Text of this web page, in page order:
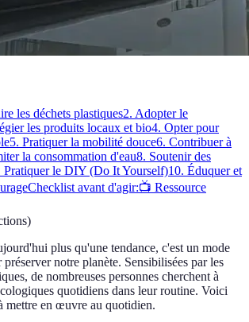
les déchets plastiques2. Adopter le
les produits locaux et bio4. Opter pour
5. Pratiquer la mobilité douce6. Contribuer à
la consommation d'eau8. Soutenir des
Pratiquer le DIY (Do It Yourself)10. Éduquer et
Checklist avant d'agir:📺 Ressource
)
plus qu'une tendance, c'est un mode
notre planète. Sensibilisées par les
de nombreuses personnes cherchent à
quotidiens dans leur routine. Voici
mettre en œuvre au quotidien.